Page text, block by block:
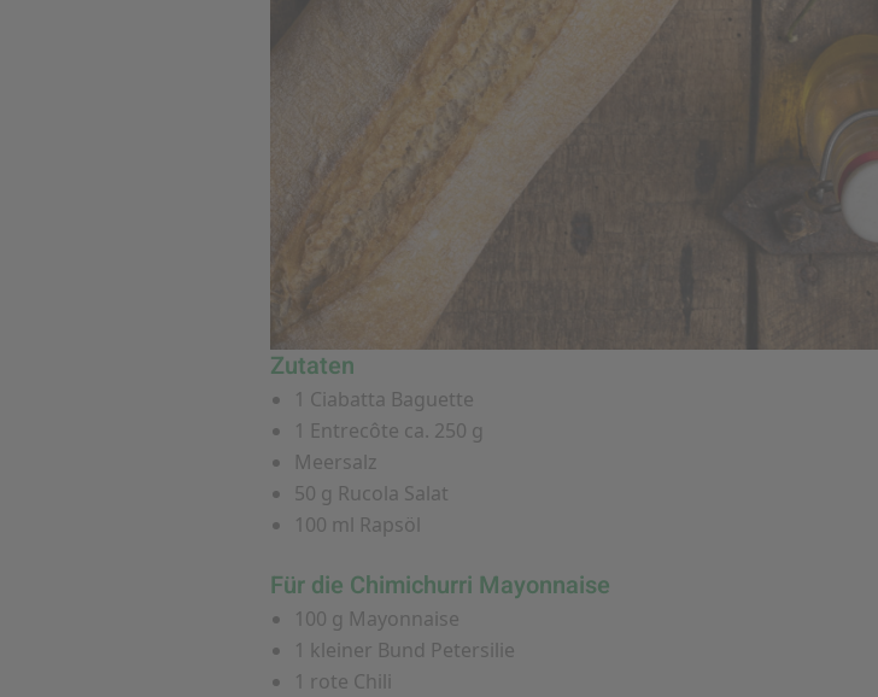
Zutaten
1 Ciabatta Baguette
1 Entrecôte ca. 250 g
Meersalz
50 g Rucola Salat
100 ml Rapsöl
Für die Chimichurri Mayonnaise
100 g Mayonnaise
1 kleiner Bund Petersilie
1 rote Chili